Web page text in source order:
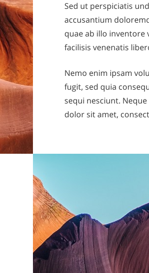
Sed ut perspiciatis
accusantium
quae ab illo inventore
facilisis venenatis
Nemo enim ipsam
fugit, sed quia
sequi nesciunt.
dolor sit amet,